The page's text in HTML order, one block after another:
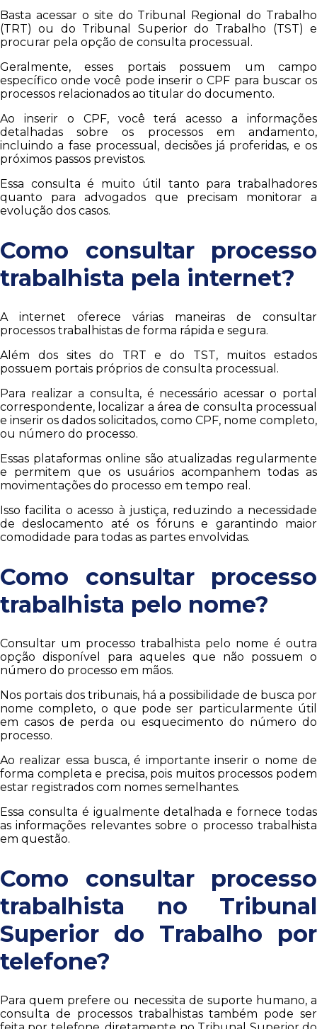
Basta acessar o site do Tribunal Regional do Trabalho
(TRT) ou do Tribunal Superior do Trabalho (TST) e
procurar pela opção de consulta processual.
Geralmente, esses portais possuem um campo
específico onde você pode inserir o CPF para buscar os
processos relacionados ao titular do documento.
Ao inserir o CPF, você terá acesso a informações
detalhadas sobre os processos em andamento,
incluindo a fase processual, decisões já proferidas, e os
próximos passos previstos.
Essa consulta é muito útil tanto para trabalhadores
quanto para advogados que precisam monitorar a
evolução dos casos.
Como consultar processo
trabalhista pela internet?
A internet oferece várias maneiras de consultar
processos trabalhistas de forma rápida e segura.
Além dos sites do TRT e do TST, muitos estados
possuem portais próprios de consulta processual.
Para realizar a consulta, é necessário acessar o portal
correspondente, localizar a área de consulta processual
e inserir os dados solicitados, como CPF, nome completo,
ou número do processo.
Essas plataformas online são atualizadas regularmente
e permitem que os usuários acompanhem todas as
movimentações do processo em tempo real.
Isso facilita o acesso à justiça, reduzindo a necessidade
de deslocamento até os fóruns e garantindo maior
comodidade para todas as partes envolvidas.
Como consultar processo
trabalhista pelo nome?
Consultar um processo trabalhista pelo nome é outra
opção disponível para aqueles que não possuem o
número do processo em mãos.
Nos portais dos tribunais, há a possibilidade de busca por
nome completo, o que pode ser particularmente útil
em casos de perda ou esquecimento do número do
processo.
Ao realizar essa busca, é importante inserir o nome de
forma completa e precisa, pois muitos processos podem
estar registrados com nomes semelhantes.
Essa consulta é igualmente detalhada e fornece todas
as informações relevantes sobre o processo trabalhista
em questão.
Como consultar processo
trabalhista no Tribunal
Superior do Trabalho por
telefone?
Para quem prefere ou necessita de suporte humano, a
consulta de processos trabalhistas também pode ser